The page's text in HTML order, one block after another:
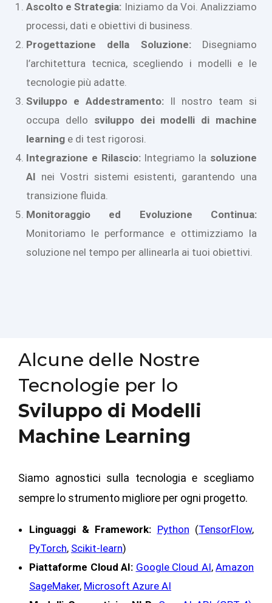
Ascolto e Strategia: Iniziamo da Voi. Analizziamo
processi, dati e obiettivi di business.
Progettazione della Soluzione:Disegniamo
l’architettura tecnica, scegliendo i modelli e le
tecnologie più adatte.
Sviluppo e Addestramento: Il nostro team si
occupa dello sviluppo dei modelli di machine
learning e di test rigorosi.
Integrazione e Rilascio:Integriamo la soluzione
AI nei Vostri sistemi esistenti, garantendo una
transizione fluida.
Monitoraggio ed Evoluzione Continua:
Monitoriamo le performance e ottimizziamo la
soluzione nel tempo per allinearla ai tuoi obiettivi.
Alcune delle Nostre
Tecnologie per lo
Sviluppo di Modelli
Machine Learning
Siamo agnostici sulla tecnologia e scegliamo
sempre lo strumento migliore per ogni progetto.
Linguaggi & Framework: Python (TensorFlow,
PyTorch, Scikit-learn)
Piattaforme Cloud AI: Google Cloud AI, Amazon
SageMaker, Microsoft Azure AI